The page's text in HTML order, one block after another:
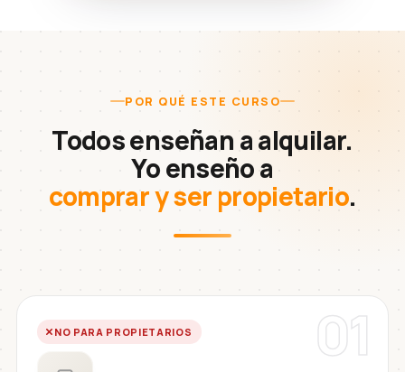
POR QUÉ ESTE CURSO
Todos enseñan a alquilar.
Yo enseño a
comprar y ser propietario.
01
NO PARA PROPIETARIOS